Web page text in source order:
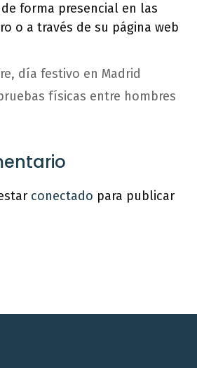
forma presencial en las
o a través de su página web
día festivo en Madrid
físicas entre hombres
conectado para publicar